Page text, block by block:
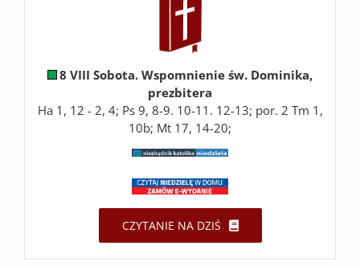
8 VIII Sobota. Wspomnienie św. Dominika,
prezbitera
Ha 1, 12 - 2, 4; Ps 9, 8-9. 10-11. 12-13; por. 2 Tm 1,
10b; Mt 17, 14-20;
CZYTANIE NA DZIŚ